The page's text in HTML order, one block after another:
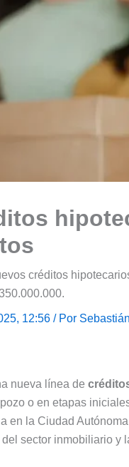
créditos
12:56 / Por
nueva línea de
o en etapas
en la Ciudad
sector inmobiliario y